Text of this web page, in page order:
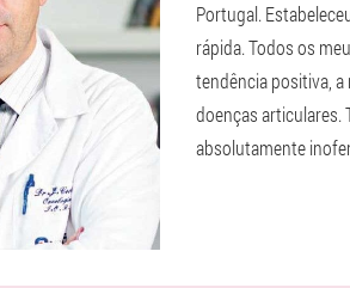
Portugal.
rápida. Todos os
tendência positiva,
doenças articulares.
absolutamente